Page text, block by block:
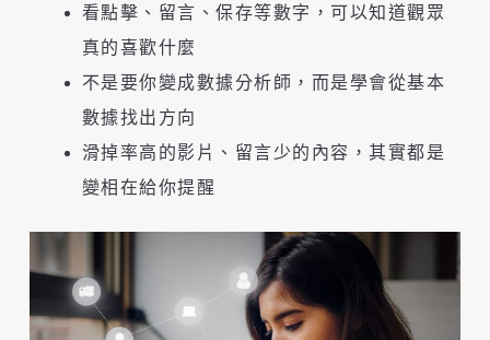
看點擊、留言、保存等數字，可以知道觀眾
真的喜歡什麼
不是要你變成數據分析師，而是學會從基本
數據找出方向
滑掉率高的影片、留言少的內容，其實都是
變相在給你提醒